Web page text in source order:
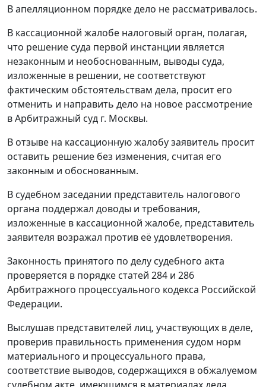
В апелляционном порядке дело не рассматривалось.
В кассационной жалобе налоговый орган, полагая,
что решение суда первой инстанции является
незаконным и необоснованным, выводы суда,
изложенные в решении, не соответствуют
фактическим обстоятельствам дела, просит его
отменить и направить дело на новое рассмотрение
в Арбитражный суд г. Москвы.
В отзыве на кассационную жалобу заявитель просит
оставить решение без изменения, считая его
законным и обоснованным.
В судебном заседании представитель налогового
органа поддержал доводы и требования,
изложенные в кассационной жалобе, представитель
заявителя возражал против её удовлетворения.
Законность принятого по делу судебного акта
проверяется в порядке статей 284 и 286
Арбитражного процессуального кодекса Российской
Федерации.
Выслушав представителей лиц, участвующих в деле,
проверив правильность применения судом норм
материального и процессуального права,
соответствие выводов, содержащихся в обжалуемом